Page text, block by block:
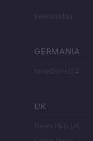
InvestirMag
GERMANIA
Investieren24
UK
News Hub UK